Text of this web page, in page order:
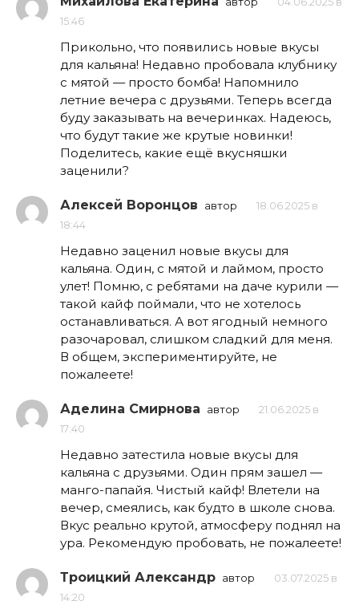
15:46
Прикольно, что появились новые вкусы
для кальяна! Недавно пробовала клубнику
с мятой — просто бомба! Напомнило
летние вечера с друзьями. Теперь всегда
буду заказывать на вечеринках. Надеюсь,
что будут такие же крутые новинки!
Поделитесь, какие ещё вкусняшки
заценили?
Алексей Воронцов автор
18.06.2025 в
18:44
Недавно заценил новые вкусы для
кальяна. Один, с мятой и лаймом, просто
улет! Помню, с ребятами на даче курили —
такой кайф поймали, что не хотелось
останавливаться. А вот ягодный немного
разочаровал, слишком сладкий для меня.
В общем, экспериментируйте, не
пожалеете!
Аделина Смирнова автор
21.06.2025 в
17:40
Недавно затестила новые вкусы для
кальяна с друзьями. Один прям зашел —
манго-папайя. Чистый кайф! Влетели на
вечер, смеялись, как будто в школе снова.
Вкус реально крутой, атмосферу поднял на
ура. Рекомендую пробовать, не пожалеете!
Троицкий Александр автор
03.07.2025 в
14:20